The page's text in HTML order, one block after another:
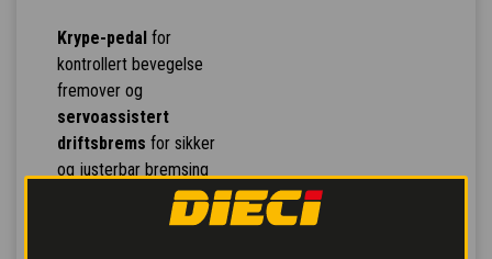
Krype-pedal for
kontrollert bevegelse
fremover og
servoassistert
driftsbrems for sikker
og justerbar bremsing
med reduksjon av kraft